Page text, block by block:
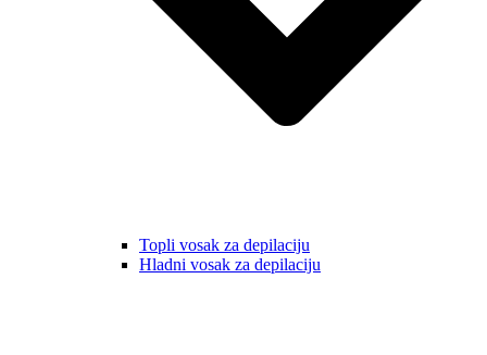
Topli vosak za depilaciju
Hladni vosak za depilaciju